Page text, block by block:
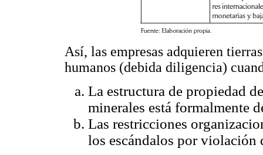
Así, las empresas adquieren
humanos (debida diligencia)
La estructura de propiedad
minerales está formalmente
Las restricciones
los escándalos por violación